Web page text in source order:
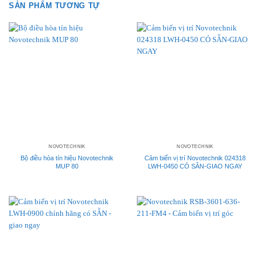
SẢN PHẨM TƯƠNG TỰ
NOVOTECHNIK
Bộ điều hòa tín hiệu Novotechnik
MUP 80
NOVOTECHNIK
Cảm biến vị trí Novotechnik 024318
LWH-0450 CÓ SẴN-GIAO NGAY